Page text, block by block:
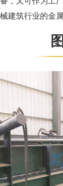
械建筑行业的金